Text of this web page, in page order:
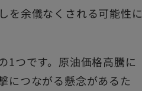
を余儀なくされる可能性に
1つです。原油価格高騰に
につながる懸念があるた